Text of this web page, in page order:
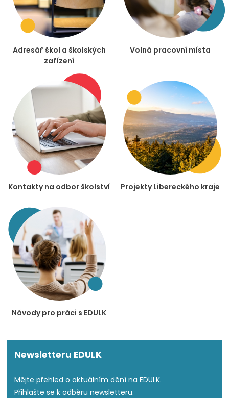
Adresář škol a školských
zařízení
Volná pracovní místa
Kontakty na odbor školství Projekty Libereckého kraje
Návody pro práci s EDULK
Newsletteru EDULK
Mějte přehled o aktuálním dění na EDULK.
Přihlašte se k odběru newsletteru.